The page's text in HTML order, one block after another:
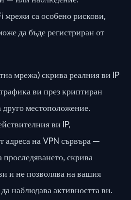
са особено рискови,
да бъде регистриран от
мрежа) скрива реалния ви IP
ви през криптиран
местоположение.
ви IP,
адреса на VPN сървъра —
проследяването, скрива
и не позволява на вашия
наблюдава активността ви.